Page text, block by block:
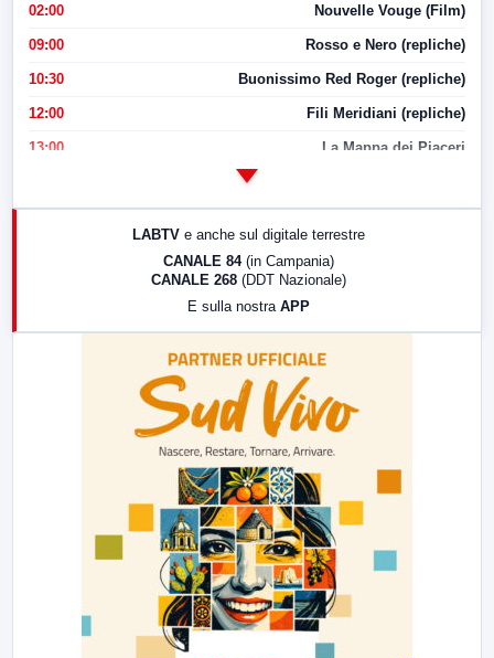
02:00 Nouvelle Vouge (Film)
09:00 Rosso e Nero (repliche)
10:30 Buonissimo Red Roger (repliche)
12:00 Fili Meridiani (repliche)
13:00 La Mappa dei Piaceri
LABTV e anche sul digitale terrestre
CANALE 84 (in Campania)
CANALE 268 (DDT Nazionale)
E sulla nostra APP